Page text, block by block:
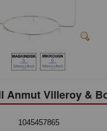
Anmut Villeroy &
1045457865